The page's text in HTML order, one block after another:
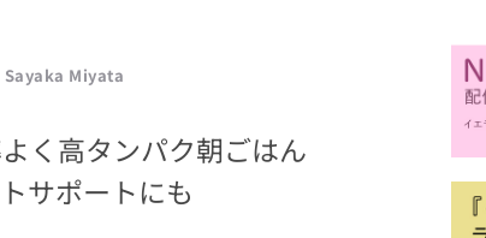
Sayaka Miyata
く高タンパク朝ごはん
サポートにも